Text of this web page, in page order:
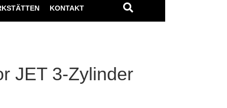
KONTAKT
JET 3-Zylinder